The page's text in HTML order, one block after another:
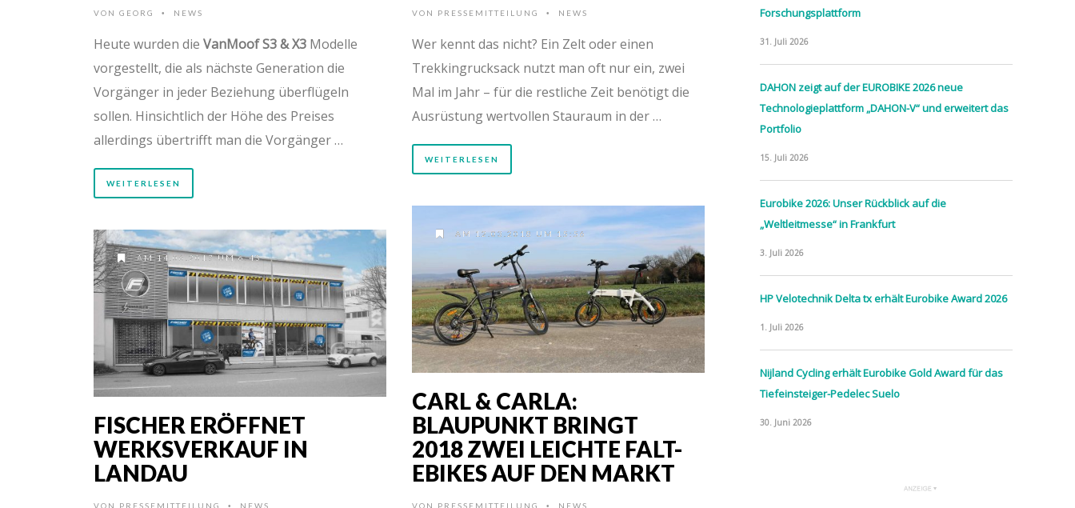
VON GEORG • NEWS
Heute wurden die VanMoof S3 & X3 Modelle
vorgestellt, die als nächste Generation die
Vorgänger in jeder Beziehung überflügeln
sollen. Hinsichtlich der Höhe des Preises
allerdings übertrifft man die Vorgänger …
WEITERLESEN
VON PRESSEMITTEILUNG • NEWS
Wer kennt das nicht? Ein Zelt oder einen
Trekkingrucksack nutzt man oft nur ein, zwei
Mal im Jahr – für die restliche Zeit benötigt die
Ausrüstung wertvollen Stauraum in der …
WEITERLESEN
AM 12.03.2018 UM 15:56
CARL & CARLA:
BLAUPUNKT BRINGT
2018 ZWEI LEICHTE FALT-
EBIKES AUF DEN MARKT
VON PRESSEMITTEILUNG • NEWS
AM 14.06.2017 UM 6:43
FISCHER ERÖFFNET
WERKSVERKAUF IN
LANDAU
VON PRESSEMITTEILUNG • NEWS
Forschungsplattform
31. Juli 2026
DAHON zeigt auf der EUROBIKE 2026 neue
Technologieplattform „DAHON-V“ und erweitert das
Portfolio
15. Juli 2026
Eurobike 2026: Unser Rückblick auf die
„Weltleitmesse“ in Frankfurt
3. Juli 2026
HP Velotechnik Delta tx erhält Eurobike Award 2026
1. Juli 2026
Nijland Cycling erhält Eurobike Gold Award für das
Tiefeinsteiger-Pedelec Suelo
30. Juni 2026